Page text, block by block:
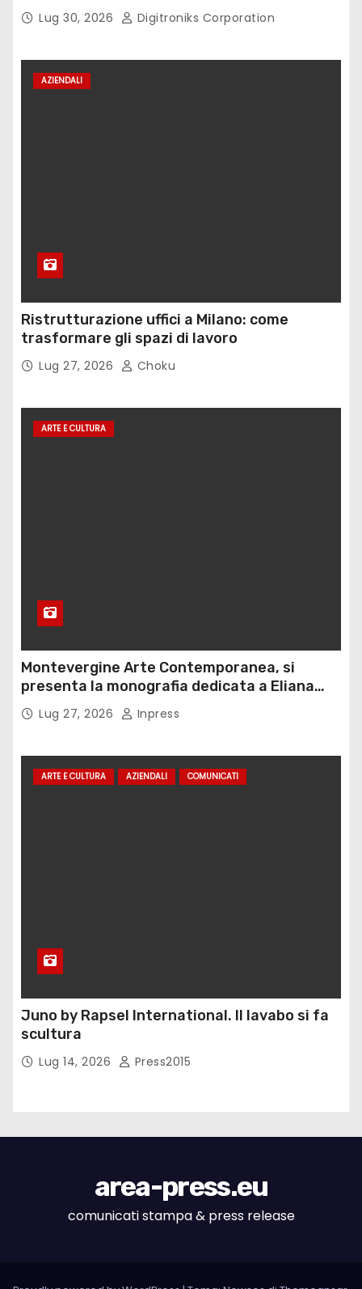
Lug 30, 2026 Digitroniks Corporation
AZIENDALI
Ristrutturazione uffici a Milano: come
trasformare gli spazi di lavoro
Lug 27, 2026 Choku
ARTE E CULTURA
Montevergine Arte Contemporanea, si
presenta la monografia dedicata a Eliana
Adorno
Lug 27, 2026 Inpress
ARTE E CULTURA AZIENDALI COMUNICATI
Juno by Rapsel International. Il lavabo si fa
scultura
Lug 14, 2026 Press2015
area-press.eu
comunicati stampa & press release